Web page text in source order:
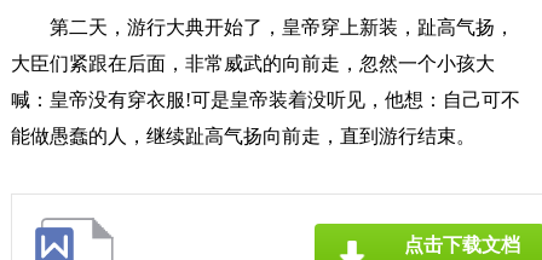
第二天，游行大典开始了，皇帝穿上新装，趾高气扬，
大臣们紧跟在后面，非常威武的向前走，忽然一个小孩大
喊：皇帝没有穿衣服!可是皇帝装着没听见，他想：自己可不
能做愚蠢的人，继续趾高气扬向前走，直到游行结束。
点击下载文档